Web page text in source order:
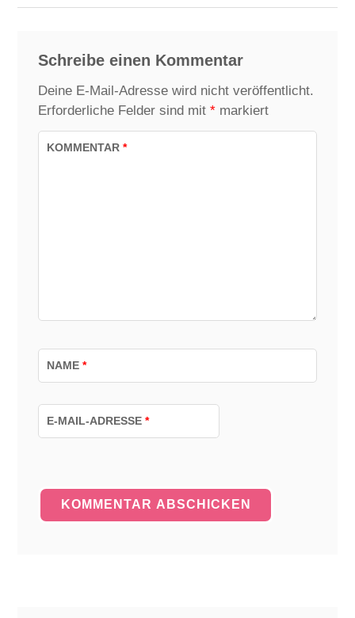
Schreibe einen Kommentar
Deine E-Mail-Adresse wird nicht veröffentlicht.
Erforderliche Felder sind mit *markiert
KOMMENTAR*
NAME*
E-MAIL-ADRESSE*